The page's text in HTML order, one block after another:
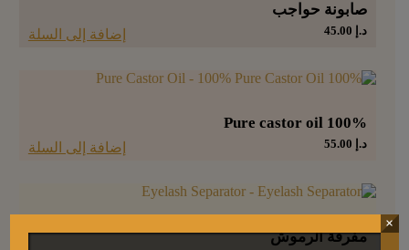
صابونة حواجب
د.إ إضافة إلى السلة
100% Pure castor oil
د.إ إضافة إلى السلة
مفرقة الرموش
×